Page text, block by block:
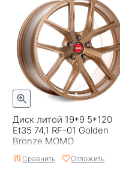
Цвет
Категория
Страна изготовителя
Replica
Диск литой 19*9 5*120
Et35 74,1 RF-01 Golden
Bronze MOMO
Сравнить Отложить